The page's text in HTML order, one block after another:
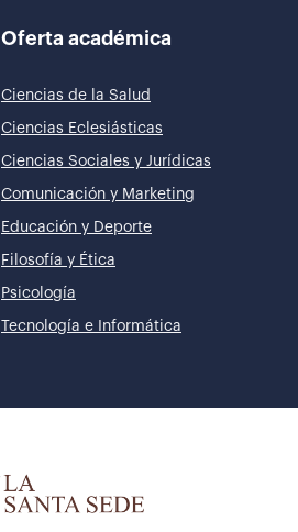
Oferta académica
Ciencias de la Salud
Ciencias Eclesiásticas
Ciencias Sociales y Jurídicas
Comunicación y Marketing
Educación y Deporte
Filosofía y Ética
Psicología
Tecnología e Informática